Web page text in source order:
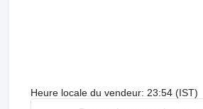
Heure locale du vendeur: 23:54 (IST)